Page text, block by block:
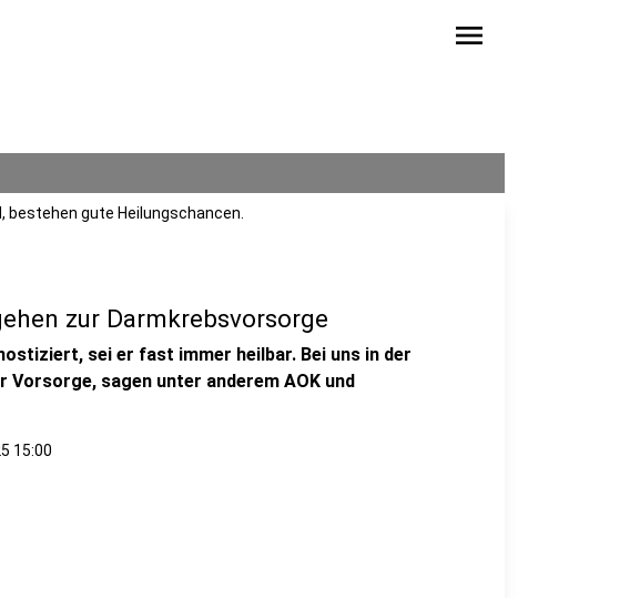
menu
gute Heilungschancen.
zur Darmkrebsvorsorge
sei er fast immer heilbar. Bei uns in der
Vorsorge, sagen unter anderem AOK und
15:00